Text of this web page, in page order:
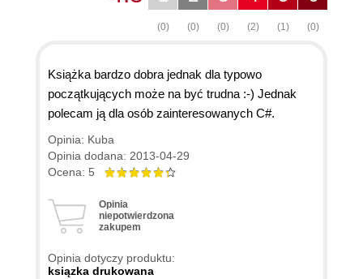
(0)
(1)
(2)
(0)
(0)
(0)
Książka bardzo dobra jednak dla typowo
początkujących może na być trudna :-) Jednak
polecam ją dla osób zainteresowanych C#.
Opinia: Kuba
Opinia dodana: 2013-04-29
Ocena: 5
Opinia
niepotwierdzona
zakupem
Opinia dotyczy produktu:
ksiązka drukowana